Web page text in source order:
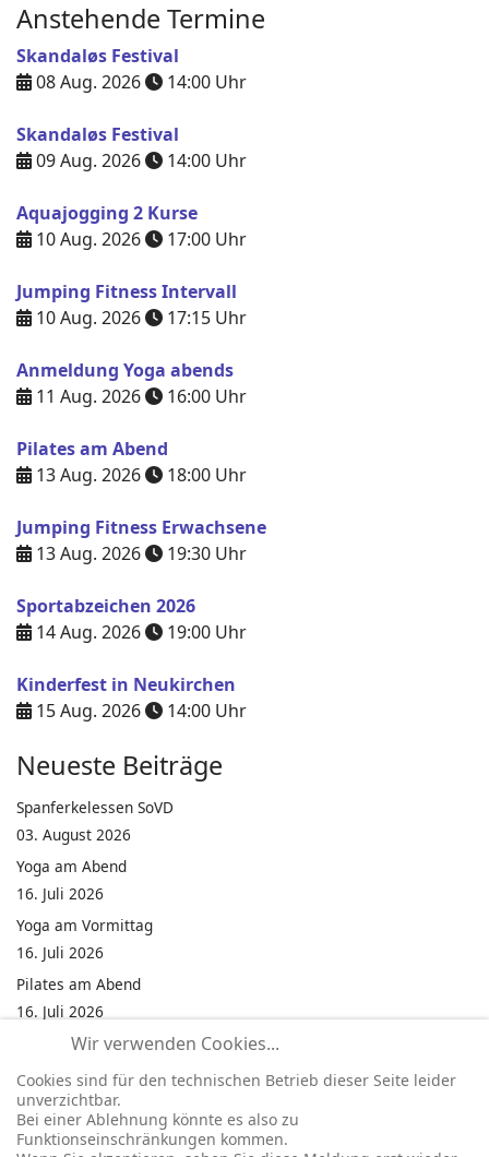
Anstehende Termine
Skandaløs Festival
08 Aug. 2026
14:00 Uhr
Skandaløs Festival
09 Aug. 2026
14:00 Uhr
Aquajogging 2 Kurse
10 Aug. 2026
17:00 Uhr
Jumping Fitness Intervall
10 Aug. 2026
17:15 Uhr
Anmeldung Yoga abends
11 Aug. 2026
16:00 Uhr
Pilates am Abend
13 Aug. 2026
18:00 Uhr
Jumping Fitness Erwachsene
13 Aug. 2026
19:30 Uhr
Sportabzeichen 2026
14 Aug. 2026
19:00 Uhr
Kinderfest in Neukirchen
15 Aug. 2026
14:00 Uhr
Neueste Beiträge
Spanferkelessen SoVD
03. August 2026
Yoga am Abend
16. Juli 2026
Yoga am Vormittag
16. Juli 2026
Pilates am Abend
16. Juli 2026
Jumping Fitness Intervall
16. Juli 2026
Jumping Fitness Erwachsene
16. Juli 2026
Wir verwenden Cookies...
Cookies sind für den technischen Betrieb dieser Seite leider
unverzichtbar.
Bei einer Ablehnung könnte es also zu
Funktionseinschränkungen kommen.